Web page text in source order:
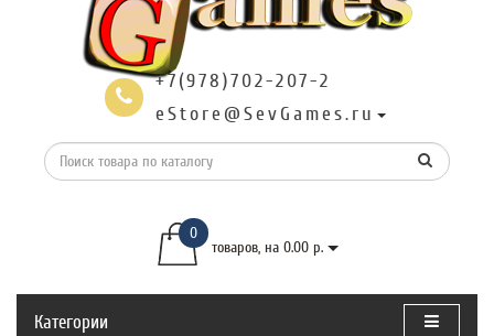
+7(978)702-207-2
eStore@SevGames.ru
0
товаров, на 0.00 р.
Категории